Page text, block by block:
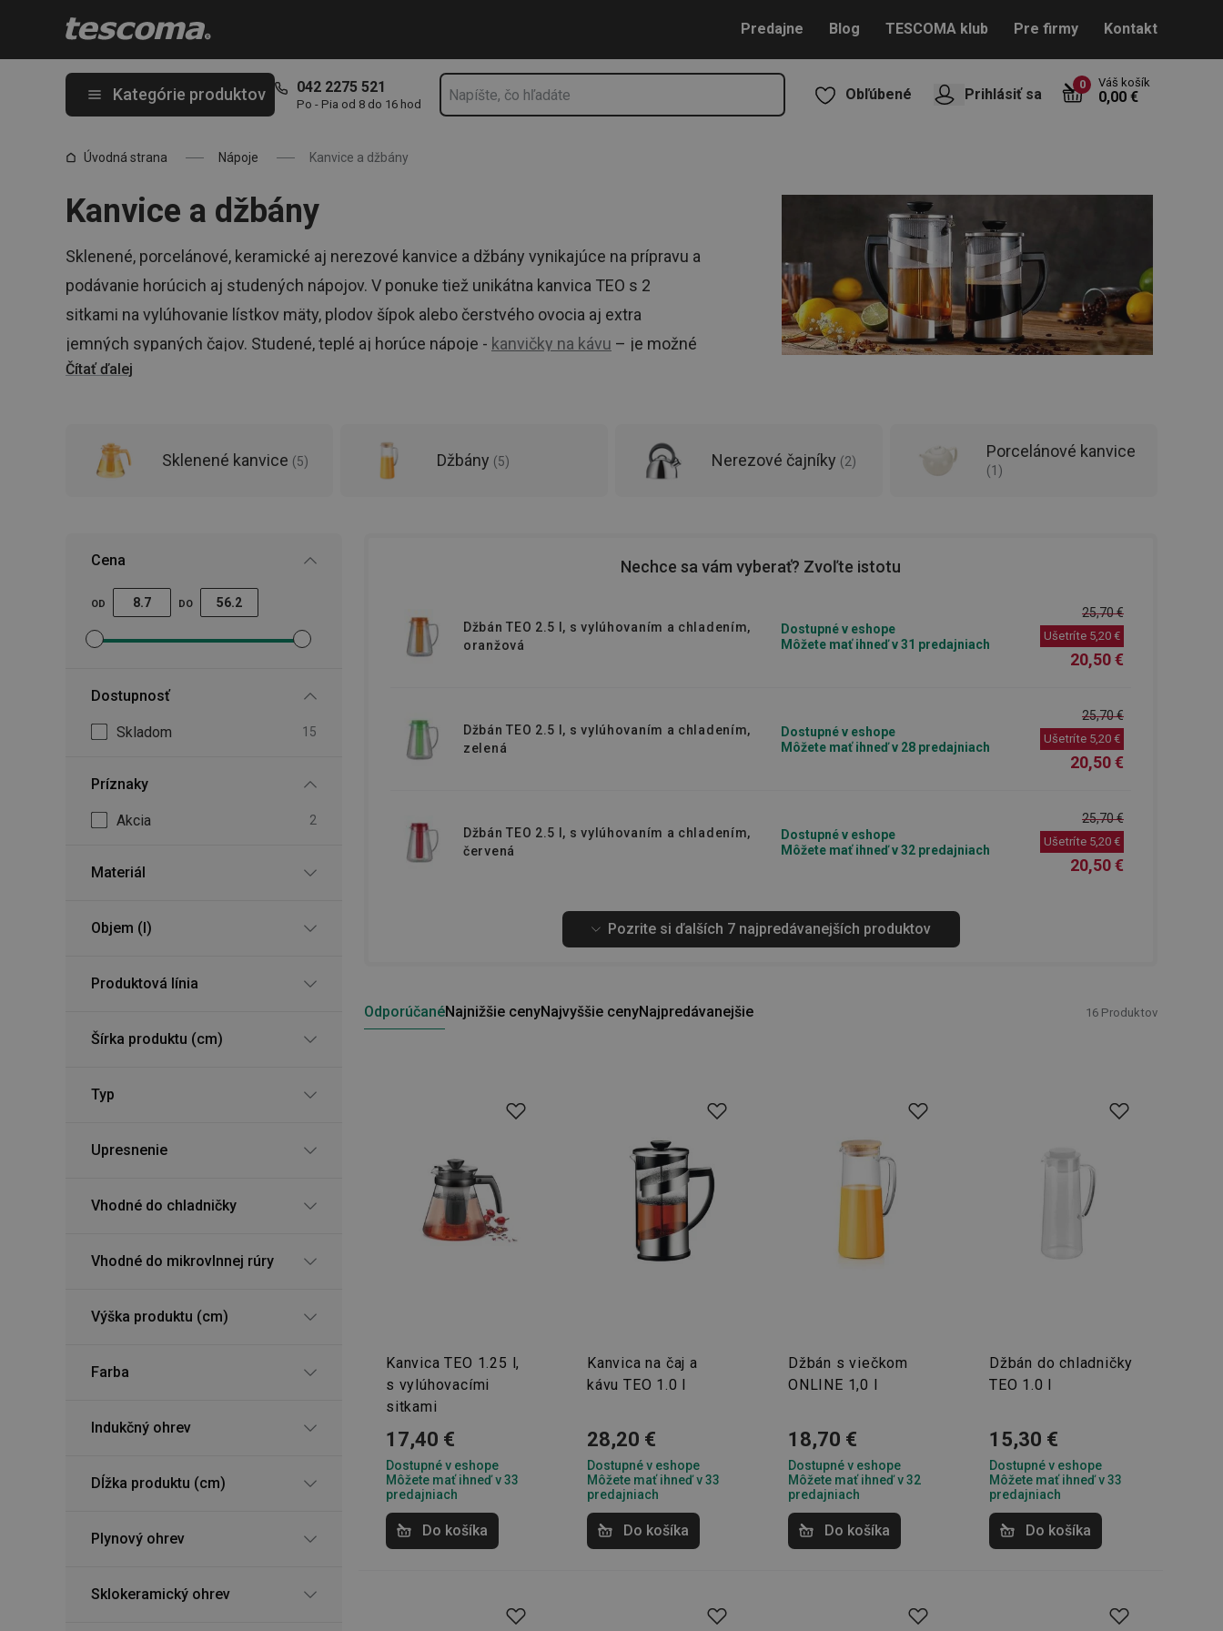
Predajne Blog TESCOMA klub Pre firmy Kontakt
Kategórie produktov 042 2275 521
Po - Pia od 8 do 16 hod
Obľúbené Prihlásiť sa
0 Váš košík
0,00 €
Úvodná strana Nápoje Kanvice a džbány
Kanvice a džbány
Sklenené, porcelánové, keramické aj nerezové kanvice a džbány vynikajúce na prípravu a
podávanie horúcich aj studených nápojov. V ponuke tiež unikátna kanvica TEO s 2
sitkami na vylúhovanie lístkov mäty, plodov šípok alebo čerstvého ovocia aj extra
jemných sypaných čajov. Studené, teplé aj horúce nápoje - kanvičky na kávu – je možné
servírovať štýlovo a s hravosťou TESCOME vlastnou. Prvotriedne sklo a vycibrený,
Čítať ďalej
Sklenené kanvice (5) Džbány (5) Nerezové čajníky (2)
Porcelánové kanvice
(1)
Cena
OD DO
Nastaviť filter minimálna cena
Nastaviť filter maximálna cena
Dostupnosť
Skladom 15
Príznaky
Akcia 2
Materiál
Objem (l)
Produktová línia
Šírka produktu (cm)
Typ
Upresnenie
Vhodné do chladničky
Vhodné do mikrovlnnej rúry
Výška produktu (cm)
Farba
Indukčný ohrev
Dĺžka produktu (cm)
Plynový ohrev
Sklokeramický ohrev
Nechce sa vám vyberať? Zvoľte istotu
Džbán TEO 2.5 l, s vylúhovaním a chladením,
oranžová
Dostupné v eshope
Môžete mať ihneď v 31 predajniach
25,70 €
Ušetríte 5,20 €
20,50 €
Džbán TEO 2.5 l, s vylúhovaním a chladením,
zelená
Dostupné v eshope
Môžete mať ihneď v 28 predajniach
25,70 €
Ušetríte 5,20 €
20,50 €
Džbán TEO 2.5 l, s vylúhovaním a chladením,
červená
Dostupné v eshope
Môžete mať ihneď v 32 predajniach
25,70 €
Ušetríte 5,20 €
20,50 €
Pozrite si ďalších 7 najpredávanejších produktov
OdporúčanéNajnižšie cenyNajvyššie cenyNajpredávanejšie 16 Produktov
Kanvica TEO 1.25 l,
s vylúhovacími
sitkami
17,40 €
Dostupné v eshope
Môžete mať ihneď v 33
predajniach
Do košíka
Kanvica na čaj a
kávu TEO 1.0 l
28,20 €
Dostupné v eshope
Môžete mať ihneď v 33
predajniach
Do košíka
Džbán s viečkom
ONLINE 1,0 l
18,70 €
Dostupné v eshope
Môžete mať ihneď v 32
predajniach
Do košíka
Džbán do chladničky
TEO 1.0 l
15,30 €
Dostupné v eshope
Môžete mať ihneď v 33
predajniach
Do košíka